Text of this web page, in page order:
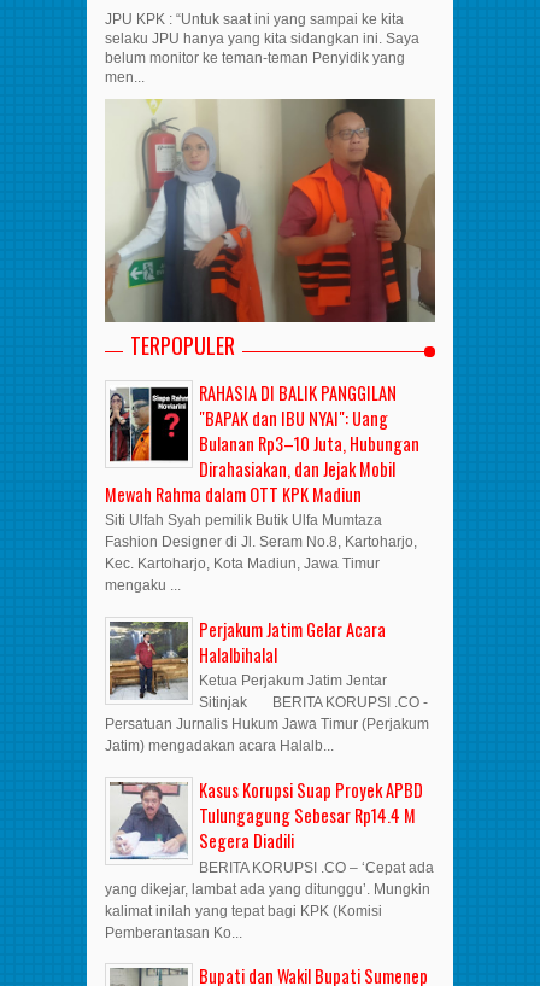
JPU KPK : “Untuk saat ini yang sampai ke kita
selaku JPU hanya yang kita sidangkan ini. Saya
belum monitor ke teman-teman Penyidik yang
men...
TERPOPULER
RAHASIA DI BALIK PANGGILAN
"BAPAK dan IBU NYAI": Uang
Bulanan Rp3–10 Juta, Hubungan
Dirahasiakan, dan Jejak Mobil
Mewah Rahma dalam OTT KPK Madiun
Siti Ulfah Syah pemilik Butik Ulfa Mumtaza
Fashion Designer di Jl. Seram No.8, Kartoharjo,
Kec. Kartoharjo, Kota Madiun, Jawa Timur
mengaku ...
Perjakum Jatim Gelar Acara
Halalbihalal
Ketua Perjakum Jatim Jentar
Sitinjak BERITA KORUPSI .CO -
Persatuan Jurnalis Hukum Jawa Timur (Perjakum
Jatim) mengadakan acara Halalb...
Kasus Korupsi Suap Proyek APBD
Tulungagung Sebesar Rp14.4 M
Segera Diadili
BERITA KORUPSI .CO – ‘Cepat ada
yang dikejar, lambat ada yang ditunggu’. Mungkin
kalimat inilah yang tepat bagi KPK (Komisi
Pemberantasan Ko...
Bupati dan Wakil Bupati Sumenep